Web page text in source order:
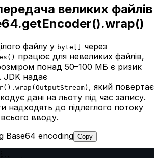
великих файлів
файлу у byte[] через
працює для невеликих файлів,
понад 50–100 МБ є ризик
. JDK надає
, який повертає
дані на льоту під час запису.
надходять до підлеглого потоку
вводу.
Base64 encoding Copy